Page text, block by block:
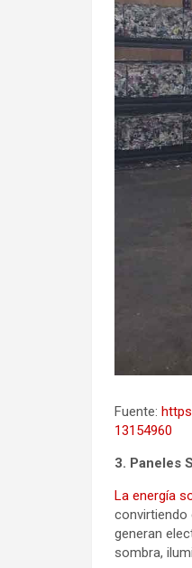
Fuente:
13154960
3. Paneles
La energía
convirtiendo
generan
sombra,